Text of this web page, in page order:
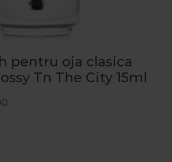
pentru oja clasica
Tn The City 15ml